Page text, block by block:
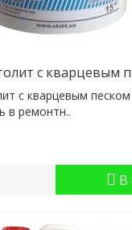
с кварцевым
с кварцевым
в ремонтн..
В